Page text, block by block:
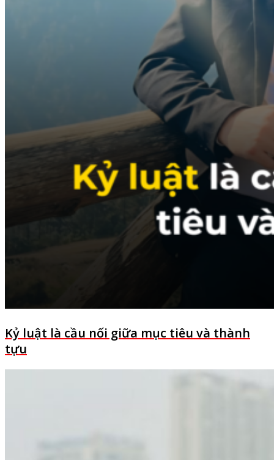
Kỷ luật là cầu nối giữa mục tiêu và thành
tựu